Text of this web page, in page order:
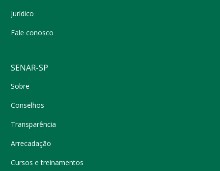
Jurídico
Fale conosco
SENAR-SP
Sobre
Conselhos
Transparência
Arrecadação
Cursos e treinamentos